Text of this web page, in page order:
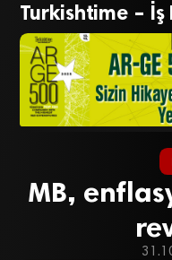
Turkishtime –
MB,